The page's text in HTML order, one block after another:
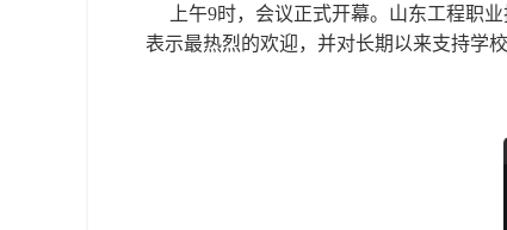
上午9时，会议正式开幕。山东工程职业
表示最热烈的欢迎，并对长期以来支持学